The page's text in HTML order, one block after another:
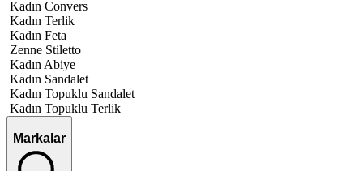
Kadın Convers
Kadın Terlik
Kadın Feta
Zenne Stiletto
Kadın Abiye
Kadın Sandalet
Kadın Topuklu Sandalet
Kadın Topuklu Terlik
Markalar